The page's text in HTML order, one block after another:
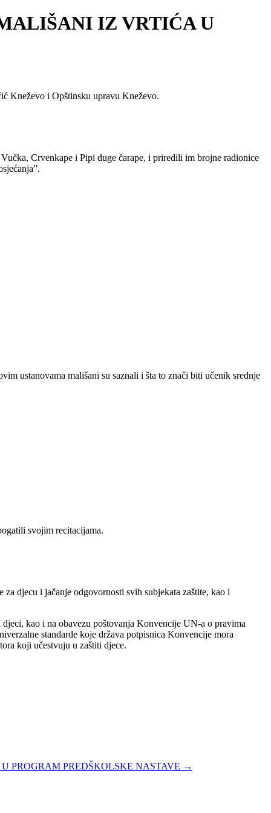
IZ VRTIĆA U
Kneževo i Opštinsku upravu Kneževo.
Crvenkape i Pipi duge čarape, i priredili im brojne radionice
ustanovama mališani su saznali i šta to znači biti učenik srednje
svojim recitacijama.
djecu i jačanje odgovornosti svih subjekata zaštite, kao i
kao i na obavezu poštovanja Konvencije UN-a o pravima
standarde koje država potpisnica Konvencije mora
koji učestvuju u zaštiti djece.
U PROGRAM PREDŠKOLSKE NASTAVE →